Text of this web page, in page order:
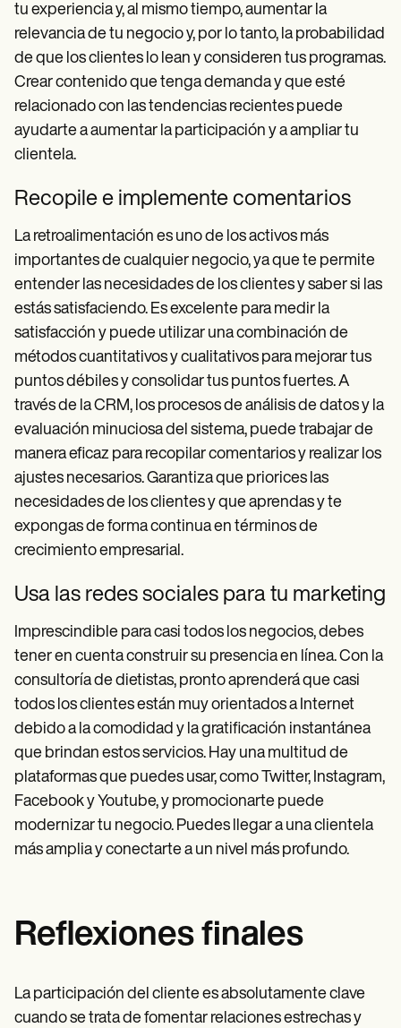
tu experiencia y, al mismo tiempo, aumentar la
relevancia de tu negocio y, por lo tanto, la probabilidad
de que los clientes lo lean y consideren tus programas.
Crear contenido que tenga demanda y que esté
relacionado con las tendencias recientes puede
ayudarte a aumentar la participación y a ampliar tu
clientela.
Recopile e implemente comentarios
La retroalimentación es uno de los activos más
importantes de cualquier negocio, ya que te permite
entender las necesidades de los clientes y saber si las
estás satisfaciendo. Es excelente para medir la
satisfacción y puede utilizar una combinación de
métodos cuantitativos y cualitativos para mejorar tus
puntos débiles y consolidar tus puntos fuertes. A
través de la CRM, los procesos de análisis de datos y la
evaluación minuciosa del sistema, puede trabajar de
manera eficaz para recopilar comentarios y realizar los
ajustes necesarios. Garantiza que priorices las
necesidades de los clientes y que aprendas y te
expongas de forma continua en términos de
crecimiento empresarial.
Usa las redes sociales para tu marketing
Imprescindible para casi todos los negocios, debes
tener en cuenta construir su presencia en línea. Con la
consultoría de dietistas, pronto aprenderá que casi
todos los clientes están muy orientados a Internet
debido a la comodidad y la gratificación instantánea
que brindan estos servicios. Hay una multitud de
plataformas que puedes usar, como Twitter, Instagram,
Facebook y Youtube, y promocionarte puede
modernizar tu negocio. Puedes llegar a una clientela
más amplia y conectarte a un nivel más profundo.
Reflexiones finales
La participación del cliente es absolutamente clave
cuando se trata de fomentar relaciones estrechas y